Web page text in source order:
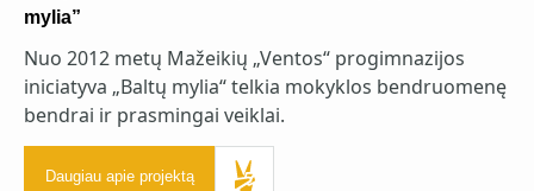
mylia”
Nuo 2012 metų Mažeikių „Ventos“ progimnazijos
iniciatyva „Baltų mylia“ telkia mokyklos bendruomenę
bendrai ir prasmingai veiklai.
Daugiau apie projektą